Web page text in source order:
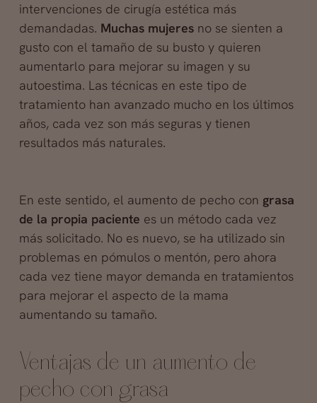
intervenciones de cirugía estética más
demandadas. Muchas mujeresno se sienten a
gusto con el tamaño de su busto y quieren
aumentarlo para mejorar su imagen y su
autoestima. Las técnicas en este tipo de
tratamiento han avanzado mucho en los últimos
años, cada vez son más seguras y tienen
resultados más naturales.
En este sentido, el aumento de pecho con grasa
de la propia paciente es un método cada vez
más solicitado. No es nuevo, se ha utilizado sin
problemas en pómulos o mentón, pero ahora
cada vez tiene mayor demanda en tratamientos
para mejorar el aspecto de la mama
aumentando su tamaño.
Ventajas de un aumento de
pecho con grasa